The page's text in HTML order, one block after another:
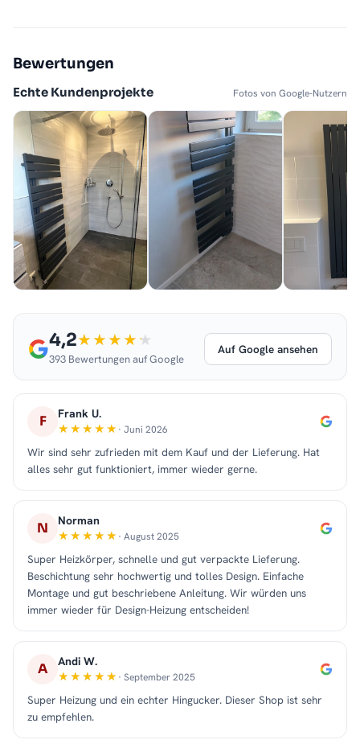
Bewertungen
Echte Kundenprojekte Fotos von Google-Nutzern
4,2
393 Bewertungen auf Google
Auf Google ansehen
F Frank U.
· Juni 2026
Wir sind sehr zufrieden mit dem Kauf und der Lieferung. Hat
alles sehr gut funktioniert, immer wieder gerne.
N Norman
· August 2025
Super Heizkörper, schnelle und gut verpackte Lieferung.
Beschichtung sehr hochwertig und tolles Design. Einfache
Montage und gut beschriebene Anleitung. Wir würden uns
immer wieder für Design-Heizung entscheiden!
A Andi W.
· September 2025
Super Heizung und ein echter Hingucker. Dieser Shop ist sehr
zu empfehlen.